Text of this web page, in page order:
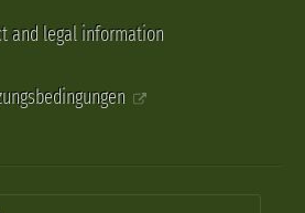
and legal information